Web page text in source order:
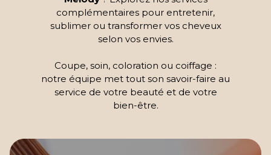
complémentaires pour entretenir,
sublimer ou transformer vos cheveux
selon vos envies.
Coupe, soin, coloration ou coiffage :
notre équipe met tout son savoir-faire au
service de votre beauté et de votre
bien-être.